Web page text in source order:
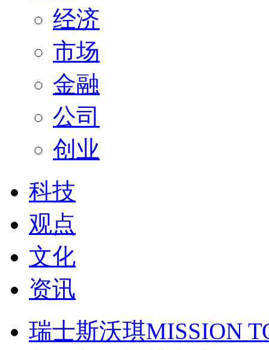
经济
市场
金融
公司
创业
科技
观点
文化
资讯
瑞士斯沃琪MISSION